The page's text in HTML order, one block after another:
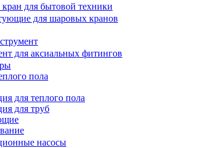
для бытовой техники
для шаровых кранов
для аксиальных фитингов
пола
для теплого пола
для труб
насосы